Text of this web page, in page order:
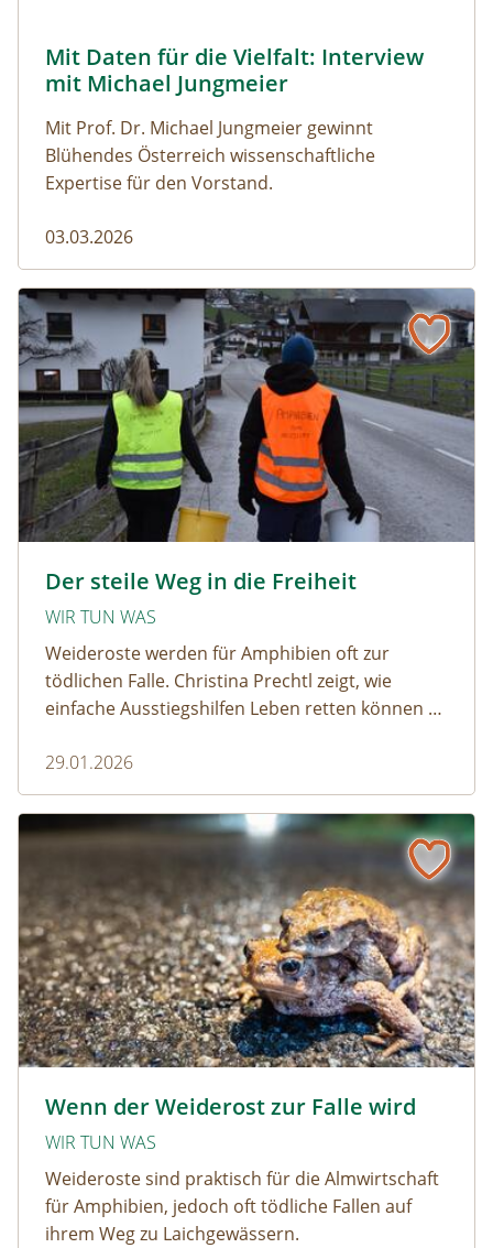
Naturmagazin: Mit Daten für die Vielfalt: Interview mit
Mit Daten für die Vielfalt: Interview
mit Michael Jungmeier
Mit Prof. Dr. Michael Jungmeier gewinnt
Blühendes Österreich wissenschaftliche
Expertise für den Vorstand.
03.03.2026
Der steile Weg in die Freiheit
WIR TUN WAS
Weideroste werden für Amphibien oft zur
tödlichen Falle. Christina Prechtl zeigt, wie
einfache Ausstiegshilfen Leben retten können –
Aufwand.
29.01.2026
Der steile Weg in die Freiheit
Wenn der Weiderost zur Falle wird
WIR TUN WAS
Weideroste sind praktisch für die Almwirtschaft
für Amphibien, jedoch oft tödliche Fallen auf
ihrem Weg zu Laichgewässern.
Wenn der Weiderost zur Falle wird